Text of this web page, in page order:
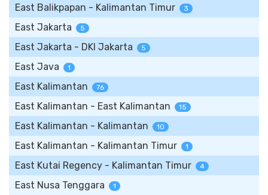
East Balikpapan - Kalimantan Timur 3
East Jakarta 5
East Jakarta - DKI Jakarta 5
East Java 1
East Kalimantan 76
East Kalimantan - East Kalimantan 15
East Kalimantan - Kalimantan 10
East Kalimantan - Kalimantan Timur 1
East Kutai Regency - Kalimantan Timur 4
East Nusa Tenggara 1